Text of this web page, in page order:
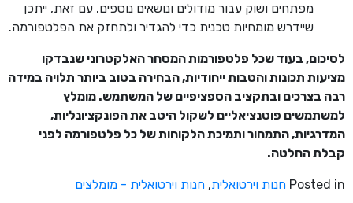
מפתחים ושוק עבור מודולים ונושאים נוספים. עם זאת, ייתכן
שיידרש מומחיות טכנית כדי להגדיר ולתחזק את הפלטפורמה.
לסיכום, בעוד שכל פלטפורמותהמסחרהאלקטרוני שנבדקו
מציעות תכונותוהטבותייחודיות,הבחירה בטוב ביותר תלויה במידה
רבה בצרכים ובתקציב הספציפיים של המשתמש. מומלץ
למשתמשים פוטנציאליים לשקול היטב אתהפונקציונליות,
המדרגיות,התמחורותמיכתהלקוחותשל כל פלטפורמה לפני
קבלתהחלטה.
Posted in חנות וירטואלית, חנות וירטואלית - מומלצים